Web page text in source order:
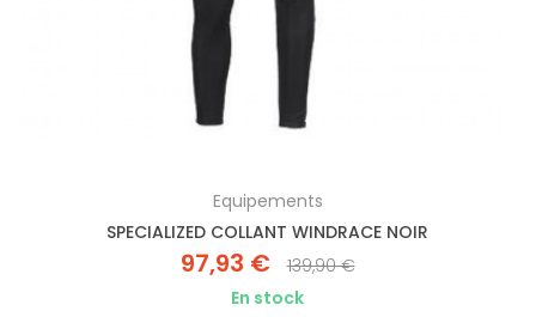
Equipements
SPECIALIZED COLLANT WINDRACE NOIR
97,93 €
139,90 €
En stock